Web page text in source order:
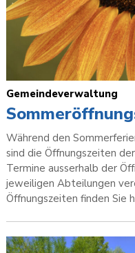
Gemeindeverwaltung
Während den
sind die Öffnungszeiten
Termine ausserhalb der
jeweiligen Abteilungen
Öffnungszeiten finden Sie